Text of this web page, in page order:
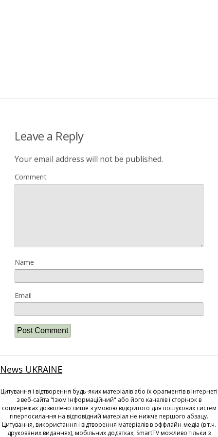
Leave a Reply
Your email address will not be published.
Comment
Name
Email
News UKRAINE
Цитування і відтворення будь-яких матеріалів або їх фрагментів в Інтернеті
з веб-сайта "Ізюм Інформаційний" або його каналів і сторінок в
соцмережах дозволено лише з умовою відкритого для пошукових систем
гіперпосилання на відповідний матеріал не нижче першого абзацу.
Цитування, використання і відтворення матеріалів в оффлайн-медіа (в т.ч.
друкованих виданнях), мобільних додатках, SmartTV можливо тільки з